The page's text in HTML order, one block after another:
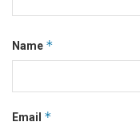
Name *
Email *